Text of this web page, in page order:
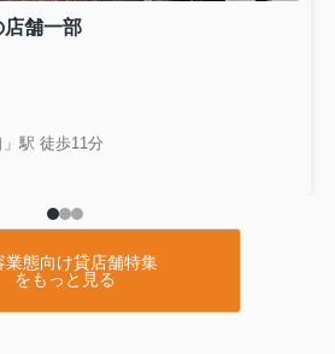
店舗一部
駅 徒歩11分
業態向け貸店舗特集
をもっと見る